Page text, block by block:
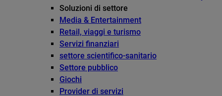
Soluzioni di settore
Media & Entertainment
Retail, viaggi e turismo
Servizi finanziari
settore scientifico-sanitario
Settore pubblico
Giochi
Provider di servizi